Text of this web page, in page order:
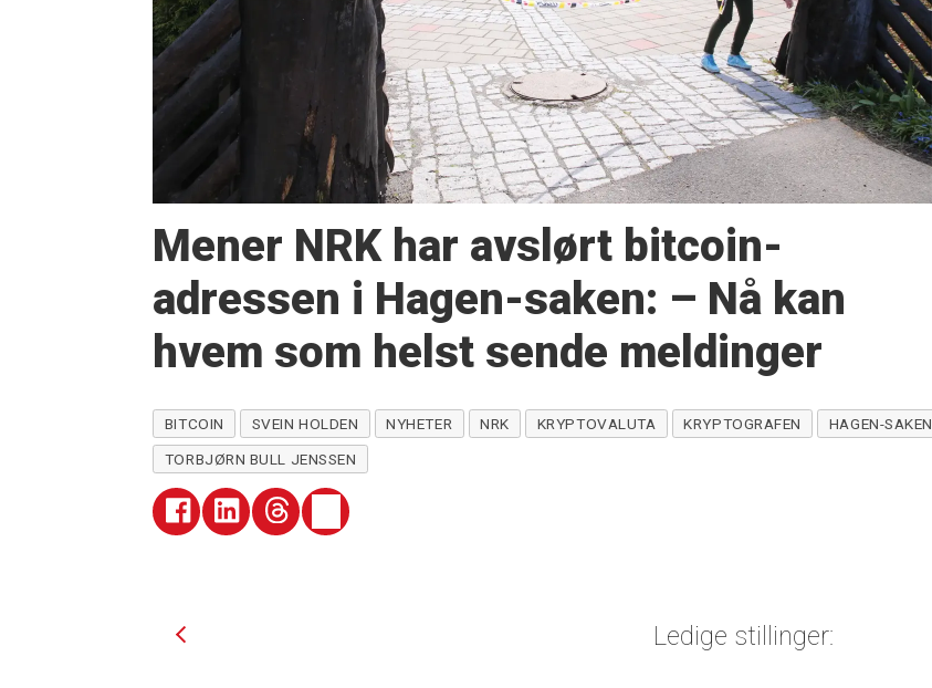
Mener NRK har avslørt bitcoin-
adressen i Hagen-saken: – Nå kan
hvem som helst sende meldinger
BITCOIN SVEIN HOLDEN NYHETER NRK KRYPTOVALUTA KRYPTOGRAFEN HAGEN-SAKEN
TORBJØRN BULL JENSSEN
Ledige stillinger: